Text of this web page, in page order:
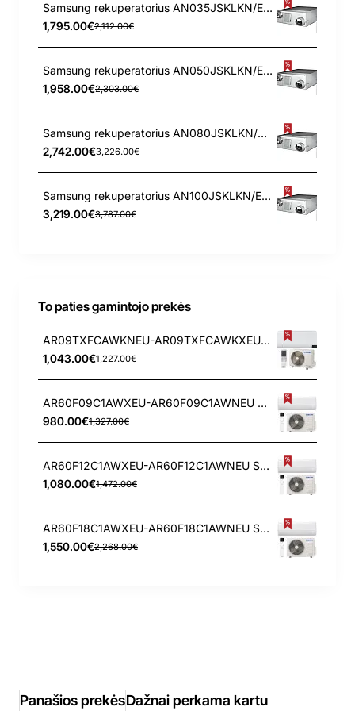
Samsung rekuperatorius AN035JSKLKN/EU su priešsroviniu šilumokaičiu ir valdikliu
1,795.00€2,112.00€
Samsung rekuperatorius AN050JSKLKN/EU su priešsroviniu šilumokaičiu ir valdikliu
1,958.00€2,303.00€
Samsung rekuperatorius AN080JSKLKN/EU su priešsroviniu šilumokaičiu ir valdikliu
2,742.00€3,226.00€
Samsung rekuperatorius AN100JSKLKN/EU su priešsroviniu šilumokaičiu ir valdikliu
3,219.00€3,787.00€
To paties gamintojo prekės
AR09TXFCAWKNEU-AR09TXFCAWKXEU Samsung Arise 2.5/3.2 kW oro kondicionierius
1,043.00€1,227.00€
AR60F09C1AWXEU-AR60F09C1AWNEU Samsung WindFree Comfort S2 2.5/3.2 kW oro kondicionierius
980.00€1,327.00€
AR60F12C1AWXEU-AR60F12C1AWNEU Samsung WindFree Comfort S2 3.5/4.0 kW oro kondicionierius
1,080.00€1,472.00€
AR60F18C1AWXEU-AR60F18C1AWNEU Samsung WindFree Comfort S2 5.0/6.0 kW oro kondicionierius
1,550.00€2,268.00€
Panašios prekėsDažnai perkama kartu